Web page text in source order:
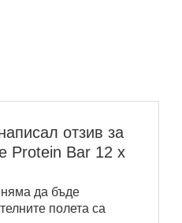
отзив за
Protein Bar 12 x
да бъде
полета са